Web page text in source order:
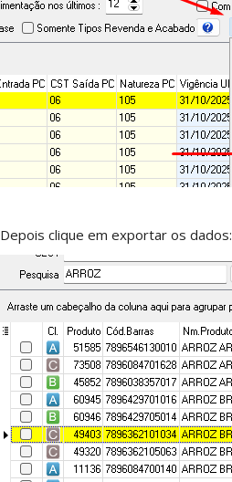
Depois clique em exportar os dados: